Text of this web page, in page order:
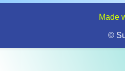
Made
©